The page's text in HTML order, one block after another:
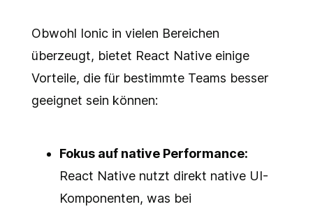
Obwohl Ionic in vielen Bereichen
überzeugt, bietet React Native einige
Vorteile, die für bestimmte Teams besser
geeignet sein können:
Fokus auf native Performance:
React Native nutzt direkt native UI-
Komponenten, was bei